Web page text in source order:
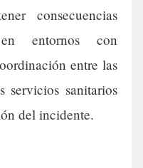
consecuencias
en entornos con
entre las
servicios sanitarios
del incidente.